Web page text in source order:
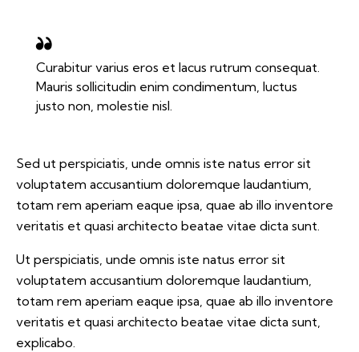
Curabitur varius eros et lacus rutrum consequat.
Mauris sollicitudin enim condimentum, luctus
justo non, molestie nisl.
Sed ut perspiciatis, unde omnis iste natus error sit
voluptatem accusantium doloremque laudantium,
totam rem aperiam eaque ipsa, quae ab illo inventore
veritatis et quasi architecto beatae vitae dicta sunt.
Ut perspiciatis, unde omnis iste natus error sit
voluptatem accusantium doloremque laudantium,
totam rem aperiam eaque ipsa, quae ab illo inventore
veritatis et quasi architecto beatae vitae dicta sunt,
explicabo.